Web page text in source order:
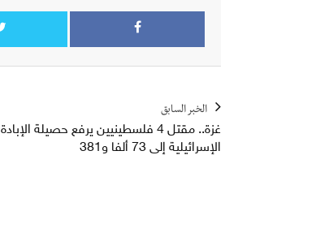
الخبر السابق
غزة.. مقتل 4 فلسطينيين يرفع حصيلة الإبادة
الإسرائيلية إلى 73 ألفا و381